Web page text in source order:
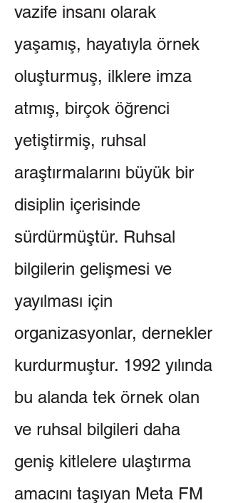
vazife insanı olarak
yaşamış, hayatıyla örnek
oluşturmuş, ilklere imza
atmış, birçok öğrenci
yetiştirmiş, ruhsal
araştırmalarını büyük bir
disiplin içerisinde
sürdürmüştür. Ruhsal
bilgilerin gelişmesi ve
yayılması için
organizasyonlar, dernekler
kurdurmuştur. 1992 yılında
bu alanda tek örnek olan
ve ruhsal bilgileri daha
geniş kitlelere ulaştırma
amacını taşıyan Meta FM